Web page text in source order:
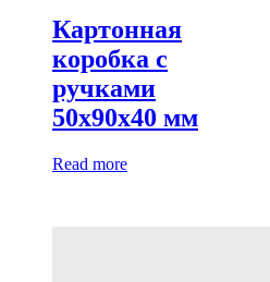
Картонная
коробка с
ручками
50х90х40 мм
Read more